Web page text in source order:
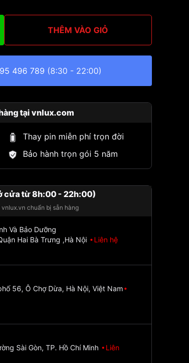
THÊM VÀO GIỎ
496 789 (8:30 - 22:00)
tại vnlux.com
Thay pin miễn phí trọn đời
Bảo hành trọn gói 5 năm
cửa từ 8h:00 - 22h:00)
chuẩn bị sẵn hàng
Và Bảo Dưỡng
Hai Bà Trưng ,Hà Nội
Liên hệ
56, Ô Chợ Dừa, Hà Nội, Việt Nam
Sài Gòn, TP. Hồ Chí Minh
Liên